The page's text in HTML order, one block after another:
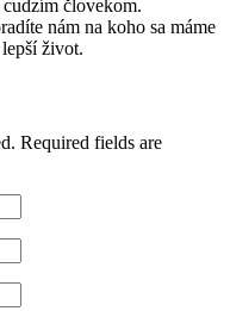
človekom.
nám na koho sa máme
život.
Required fields are